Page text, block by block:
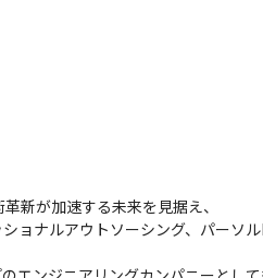
新が加速する未来を見据え、
ョナルアウトソーシング、パーソ